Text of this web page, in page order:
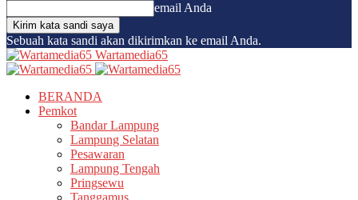
email Anda
Sebuah kata sandi akan dikirimkan ke email Anda.
Wartamedia65
BERANDA
Pemkot
Bandar Lampung
Lampung Selatan
Pesawaran
Lampung Tengah
Pringsewu
Tanggamus